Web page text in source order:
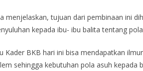
menjelaskan, tujuan dari pembinaan ini
kepada ibu- ibu balita tentang
Kader BKB hari ini bisa mendapatkan
sehingga kebutuhan pola asuh kepada